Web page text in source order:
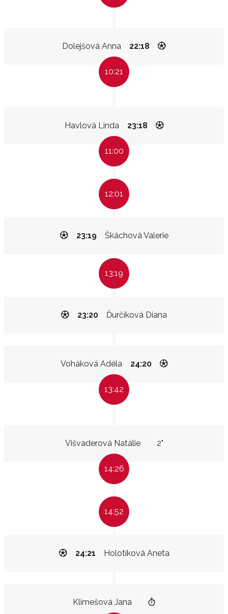
Dolejšová Anna 22:18
10:21
Havlová Linda 23:18
11:00
12:01
Škáchová Valerie
23:19
13:19
Ďurčíková Diana
23:20
Voháková Adéla 24:20
13:42
Višvaderová Natálie 2"
14:26
14:52
Holotíková Aneta
24:21
Klimešová Jana